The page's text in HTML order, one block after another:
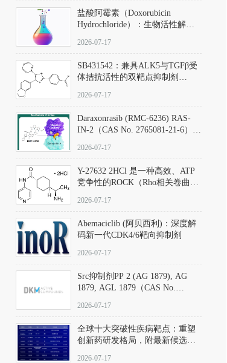
盐酸阿霉素（Doxorubicin
Hydrochloride）：生物活性解
范
2026-07-17
SB431542：兼具ALK5与TGFβ受
体拮抗活性的双靶点抑制剂
D801067）
2026-07-17
Daraxonrasib (RMC-6236) RAS-
IN-2（CAS No. 2765081-21-6）：
向KRAS/NRAS/HRAS的广谱RAS
2026-07-17
Y-27632 2HCl 是一种高效、ATP
竞争性的ROCK（Rho相关卷曲螺
同等抑制ROCK1与ROCK2；其通
过精准嵌入激酶的ATP结合位点
发挥抑制作用，对ROCK1和
ROCK2的解离常数（Ki）分别为
140 nM和300 nM；在众多丝氨酸/
中，其靶向ROCK的选择性超过
200倍，凸显出优异的分子特异
2026-07-17
Abemaciclib (阿贝西利)：深度解
码新一代CDK4/6靶向抑制剂
2026-07-17
Src抑制剂PP 2 (AG 1879), AG
1879, AGL 1879（CAS No.
应用指南
2026-07-17
全球十大突破性疾病靶点：重塑
创新药研发格局，附最新候选分
2026-07-17